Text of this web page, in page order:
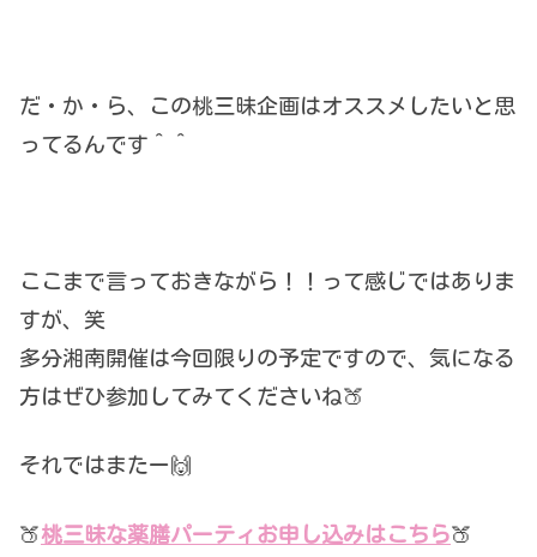
だ・か・ら、この桃三昧企画はオススメしたいと思
ってるんです＾＾
ここまで言っておきながら！！って感じではありま
すが、笑
多分湘南開催は今回限りの予定ですので、気になる
方はぜひ参加してみてくださいね🍑
それではまたー🙌
🍑桃三昧な薬膳パーティお申し込みはこちら🍑